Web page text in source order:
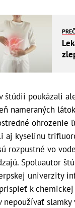
štúdii poukázali
nameraných
ohrozenie
aj kyselinu
rozpustné vo
Spoluautor
univerzity
k
nepoužívať